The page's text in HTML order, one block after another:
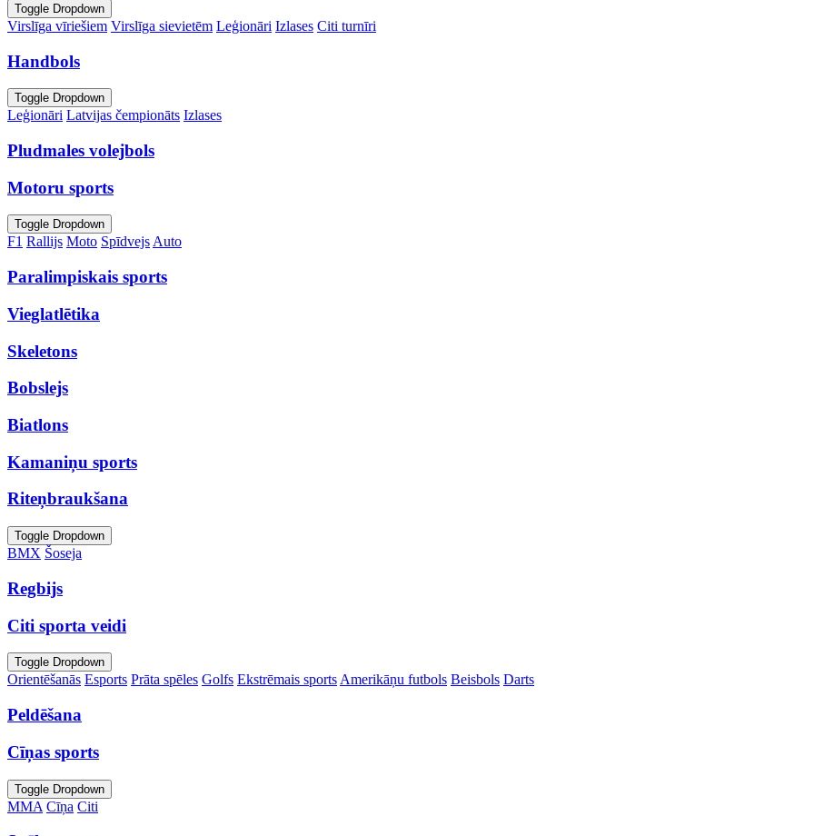
Toggle Dropdown
Virslīga vīriešiem Virslīga sievietēm Leģionāri Izlases Citi turnīri
Handbols
Toggle Dropdown
Leģionāri Latvijas čempionāts Izlases
Pludmales volejbols
Motoru sports
Toggle Dropdown
F1 Rallijs Moto SpīdvejsAuto
Paralimpiskais sports
Vieglatlētika
Skeletons
Bobslejs
Biatlons
Kamaniņu sports
Riteņbraukšana
Toggle Dropdown
BMX Šoseja
Regbijs
Citi sporta veidi
Toggle Dropdown
Orientēšanās Esports Prāta spēles Golfs Ekstrēmais sports Amerikāņu futbols Beisbols Darts
Peldēšana
Cīņas sports
Toggle Dropdown
MMA Cīņa Citi